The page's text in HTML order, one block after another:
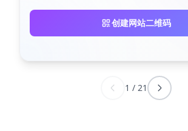
创建网站二维码
1 / 21